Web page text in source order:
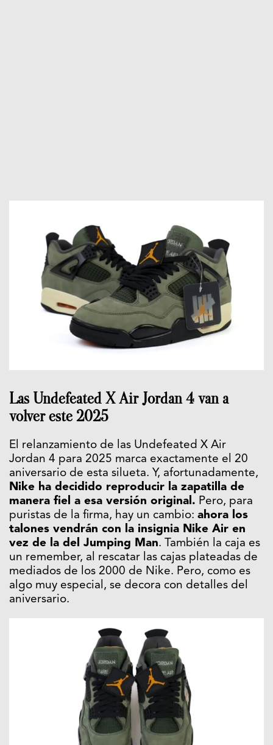
Las Undefeated X Air Jordan 4 van a
volver este 2025
El relanzamiento de las Undefeated X Air
Jordan 4 para 2025 marca exactamente el 20
aniversario de esta silueta. Y, afortunadamente,
Nike ha decidido reproducir la zapatilla de
manera fiel a esa versión original. Pero, para
puristas de la firma, hay un cambio: ahora los
talones vendrán con la insignia Nike Air en
vez de la del Jumping Man. También la caja es
un remember, al rescatar las cajas plateadas de
mediados de los 2000 de Nike. Pero, como es
algo muy especial, se decora con detalles del
aniversario.